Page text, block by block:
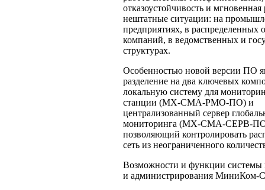
отказоустойчивость и мгновенная
нештатные ситуации: на
предприятиях, в распределенных
компаний, в ведомственных и
структурах.
Особенностью новой версии ПО
разделение на два ключевых
локальную систему для
станции (МХ-СМА-РМО-ПО) и
централизованный сервер
мониторинга (МХ-СМА-СЕРВ-
позволяющий контролировать
сеть из неограниченного
Возможности и функции системы
и администрирования